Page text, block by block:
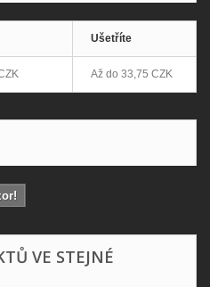
Ušetříte
Až do 33,75 CZK
VE STEJNÉ